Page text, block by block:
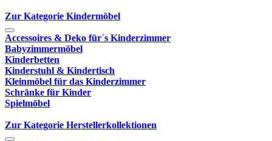
Zur Kategorie Kindermöbel
Accessoires & Deko für´s Kinderzimmer
Babyzimmermöbel
Kinderbetten
Kinderstuhl & Kindertisch
Kleinmöbel für das Kinderzimmer
Schränke für Kinder
Spielmöbel
Zur Kategorie Herstellerkollektionen